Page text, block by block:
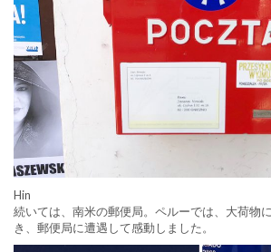
Hin
続いては、南米の郵便局。ペルーでは、大荷物
き、郵便局に遭遇して感動しました。